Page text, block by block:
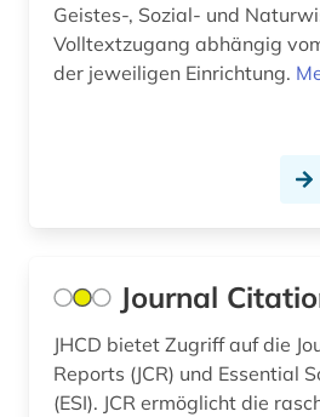
Geistes-, Sozial- und
Volltextzugang abhängig
der jeweiligen Einrichtung.
Journal
JHCD bietet Zugriff auf die
Reports (JCR) und Essential
(ESI). JCR ermöglicht die rasche Analyse sowie